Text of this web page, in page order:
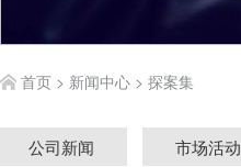
首页 > 新闻中心 > 探案集
公司新闻 市场活动